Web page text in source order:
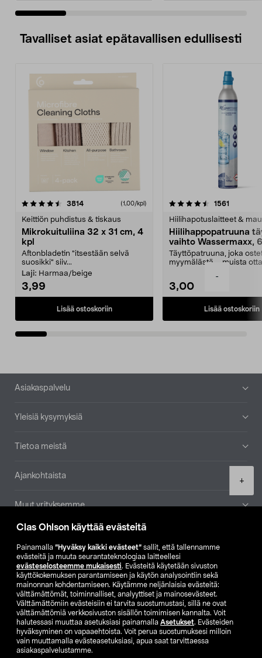
Clas Ohlson käyttää evästeitä
Painamalla ”Hyväksy kaikki evästeet” sallit, että tallennamme
evästeitä ja muuta seurantateknologiaa laitteellesi
evästeselosteemme mukaisesti. Evästeitä käytetään sivuston
käyttökokemuksen parantamiseen ja käytön analysointiin sekä
mainonnan kohdentamiseen. Käytämme neljänlaisia evästeitä:
välttämättömät, toiminnalliset, analyyttiset ja mainosevästeet.
Välttämättömiin evästeisiin ei tarvita suostumustasi, sillä ne ovat
välttämättömiä verkkosivuston sisällön toimimisen kannalta. Voit
halutessasi muuttaa asetuksiasi painamalla Asetukset. Evästeiden
hyväksyminen on vapaaehtoista. Voit perua suostumuksesi milloin
vain muuttamalla evästeasetuksiasi, apua saat tarvittaessa
asiakaspalvelustamme.
-
+
Tavalliset asiat epätavallisen edullisesti
3814arvostelut (1,00/kpl)
Keittiön puhdistus & tiskaus
Mikrokuituliina 32 x 31 cm, 4
kpl
Aftonbladetin "itsestään selvä
suosikki" siiv...
Laji: Harmaa/beige
3,99
Lisää ostoskoriin
4.5viidestä
1561
Hiilihapotuslaitteet &
Hiilihappopatruuna
vaihto Wassermaxx,
Täyttöpatruuna, joka
myymälästä – muista
3,00
Lisää ostoskoriin
4.5viidestä
Alatunniste
Asiakaspalvelu
Yleisiä kysymyksiä
Tietoa meistä
Ajankohtaista
Muut yrityksemme
Etsi myymälä
SE NO FI
FI SV